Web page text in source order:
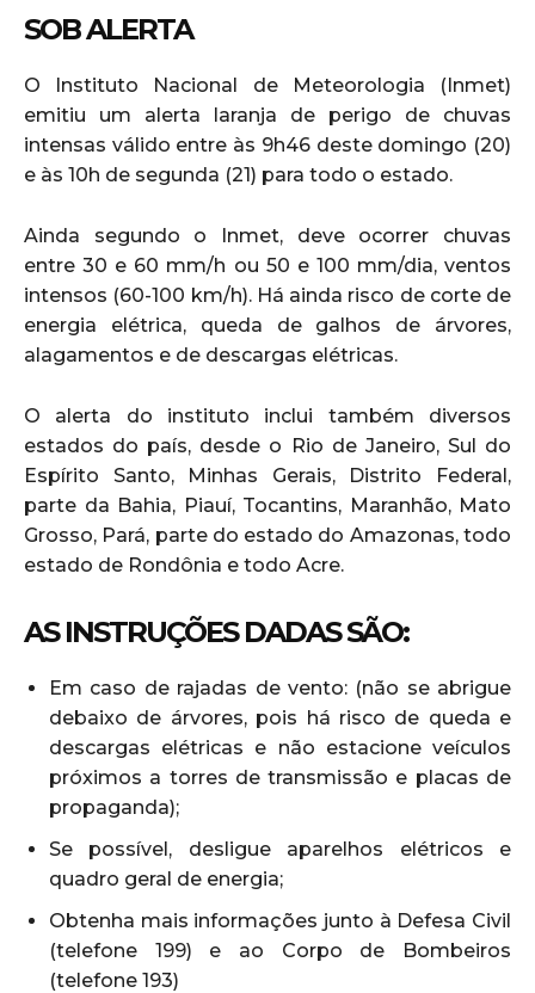
SOB ALERTA
O Instituto Nacional de Meteorologia (Inmet)
emitiu um alerta laranja de perigo de chuvas
intensas válido entre às 9h46 deste domingo (20)
e às 10h de segunda (21) para todo o estado.
Ainda segundo o Inmet, deve ocorrer chuvas
entre 30 e 60 mm/h ou 50 e 100 mm/dia, ventos
intensos (60-100 km/h). Há ainda risco de corte de
energia elétrica, queda de galhos de árvores,
alagamentos e de descargas elétricas.
O alerta do instituto inclui também diversos
estados do país, desde o Rio de Janeiro, Sul do
Espírito Santo, Minhas Gerais, Distrito Federal,
parte da Bahia, Piauí, Tocantins, Maranhão, Mato
Grosso, Pará, parte do estado do Amazonas, todo
estado de Rondônia e todo Acre.
AS INSTRUÇÕES DADAS SÃO:
Em caso de rajadas de vento: (não se abrigue
debaixo de árvores, pois há risco de queda e
descargas elétricas e não estacione veículos
próximos a torres de transmissão e placas de
propaganda);
Se possível, desligue aparelhos elétricos e
quadro geral de energia;
Obtenha mais informações junto à Defesa Civil
(telefone 199) e ao Corpo de Bombeiros
(telefone 193)